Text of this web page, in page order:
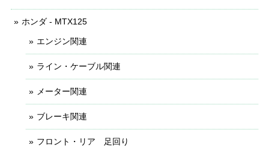
ホンダ - MTX125
エンジン関連
ライン・ケーブル関連
メーター関連
ブレーキ関連
フロント・リア 足回り